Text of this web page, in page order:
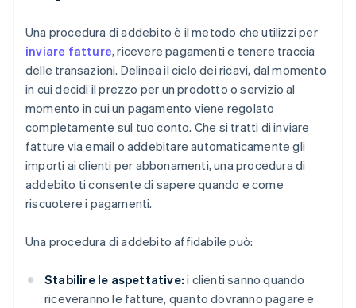
Una procedura di addebito è il metodo che utilizzi per
inviare fatture, ricevere pagamenti e tenere traccia
delle transazioni. Delinea il ciclo dei ricavi, dal momento
in cui decidi il prezzo per un prodotto o servizio al
momento in cui un pagamento viene regolato
completamente sul tuo conto. Che si tratti di inviare
fatture via email o addebitare automaticamente gli
importi ai clienti per abbonamenti, una procedura di
addebito ti consente di sapere quando e come
riscuotere i pagamenti.
Una procedura di addebito affidabile può:
Stabilire le aspettative: i clienti sanno quando
riceveranno le fatture, quanto dovranno pagare e